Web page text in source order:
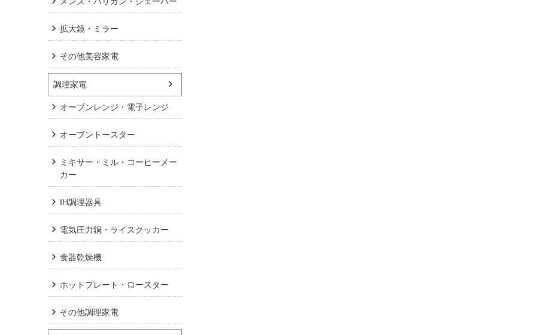
拡大鏡・ミラー
その他美容家電
調理家電
オーブンレンジ・電子レンジ
オーブントースター
ミキサー・ミル・コーヒーメー
カー
IH調理器具
電気圧力鍋・ライスクッカー
食器乾燥機
ホットプレート・ロースター
その他調理家電